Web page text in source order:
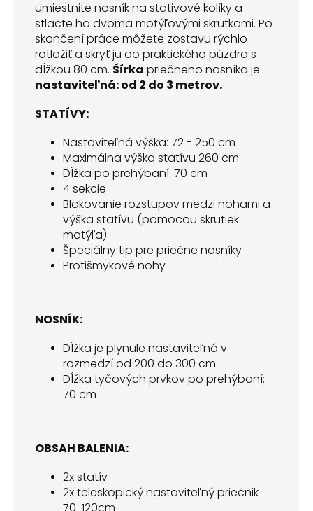
umiestnite nosník na stativové kolíky a
stlačte ho dvoma motýľovými skrutkami. Po
skončení práce môžete zostavu rýchlo
rotložiť a skryť ju do praktického púzdra s
dĺžkou 80 cm. Šírka priečneho nosníka je
nastaviteľná: od 2 do 3 metrov.
STATÍVY:
Nastaviteľná výška: 72 - 250 cm
Maximálna výška statívu 260 cm
Dĺžka po prehýbaní: 70 cm
4 sekcie
Blokovanie rozstupov medzi nohami a
výška statívu (pomocou skrutiek
motýľa)
Špeciálny tip pre priečne nosníky
Protišmykové nohy
NOSNÍK:
Dĺžka je plynule nastaviteľná v
rozmedzí od 200 do 300 cm
Dĺžka tyčových prvkov po prehýbaní:
70 cm
OBSAH BALENIA:
2x statív
2x teleskopický nastaviteľný priečnik